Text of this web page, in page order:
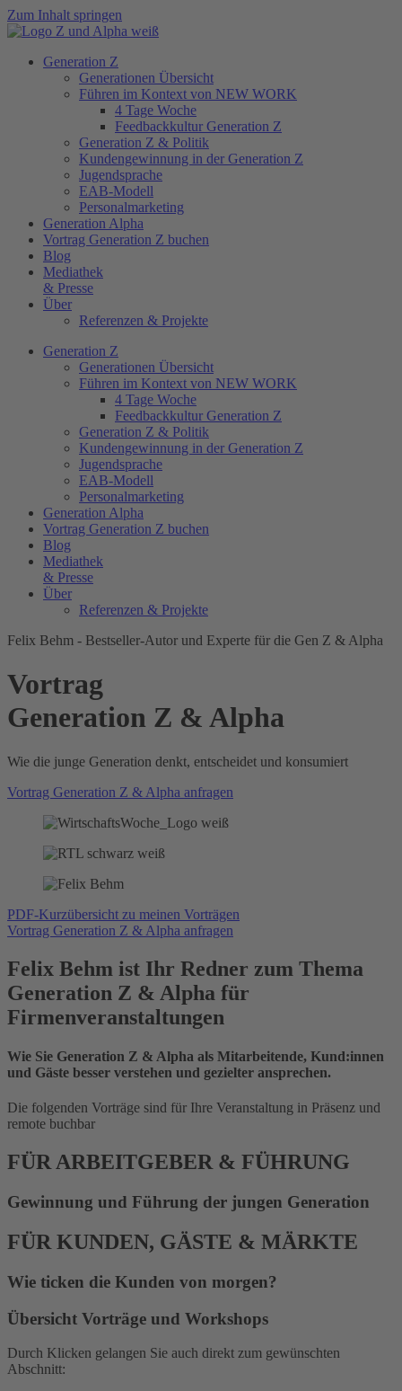
Zum Inhalt springen
Generation Z
Generationen Übersicht
Führen im Kontext von NEW WORK
4 Tage Woche
Feedbackkultur Generation Z
Generation Z & Politik
Kundengewinnung in der Generation Z
Jugendsprache
EAB-Modell
Personalmarketing
Generation Alpha
Vortrag Generation Z buchen
Blog
Mediathek
& Presse
Über
Referenzen & Projekte
Generation Z
Generationen Übersicht
Führen im Kontext von NEW WORK
4 Tage Woche
Feedbackkultur Generation Z
Generation Z & Politik
Kundengewinnung in der Generation Z
Jugendsprache
EAB-Modell
Personalmarketing
Generation Alpha
Vortrag Generation Z buchen
Blog
Mediathek
& Presse
Über
Referenzen & Projekte
Felix Behm - Bestseller-Autor und Experte für die Gen Z & Alpha
Vortrag
Generation Z & Alpha
Wie die junge Generation denkt, entscheidet und konsumiert
Vortrag Generation Z & Alpha anfragen
PDF-Kurzübersicht zu meinen Vorträgen
Vortrag Generation Z & Alpha anfragen
Felix Behm ist Ihr Redner zum Thema
Generation Z & Alpha für
Firmenveranstaltungen
Wie Sie Generation Z & Alpha als Mitarbeitende, Kund:innen
und Gäste besser verstehen und gezielter ansprechen.
Die folgenden Vorträge sind für Ihre Veranstaltung in Präsenz und
remote buchbar
FÜR ARBEITGEBER & FÜHRUNG
Gewinnung und Führung der jungen Generation
FÜR KUNDEN, GÄSTE & MÄRKTE
Wie ticken die Kunden von morgen?
Übersicht Vorträge und Workshops
Durch Klicken gelangen Sie auch direkt zum gewünschten
Abschnitt: